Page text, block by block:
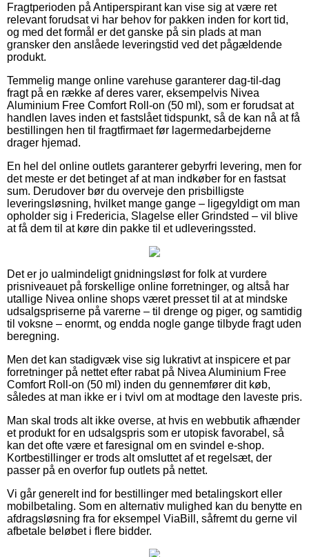
Fragtperioden på Antiperspirant kan vise sig at være ret
relevant forudsat vi har behov for pakken inden for kort tid,
og med det formål er det ganske på sin plads at man
gransker den anslåede leveringstid ved det pågældende
produkt.
Temmelig mange online varehuse garanterer dag-til-dag
fragt på en række af deres varer, eksempelvis Nivea
Aluminium Free Comfort Roll-on (50 ml), som er forudsat at
handlen laves inden et fastslået tidspunkt, så de kan nå at få
bestillingen hen til fragtfirmaet før lagermedarbejderne
drager hjemad.
En hel del online outlets garanterer gebyrfri levering, men for
det meste er det betinget af at man indkøber for en fastsat
sum. Derudover bør du overveje den prisbilligste
leveringsløsning, hvilket mange gange – ligegyldigt om man
opholder sig i Fredericia, Slagelse eller Grindsted – vil blive
at få dem til at køre din pakke til et udleveringssted.
Det er jo ualmindeligt gnidningsløst for folk at vurdere
prisniveauet på forskellige online forretninger, og altså har
utallige Nivea online shops været presset til at at mindske
udsalgspriserne på varerne – til drenge og piger, og samtidig
til voksne – enormt, og endda nogle gange tilbyde fragt uden
beregning.
Men det kan stadigvæk vise sig lukrativt at inspicere et par
forretninger på nettet efter rabat på Nivea Aluminium Free
Comfort Roll-on (50 ml) inden du gennemfører dit køb,
således at man ikke er i tvivl om at modtage den laveste pris.
Man skal trods alt ikke overse, at hvis en webbutik afhænder
et produkt for en udsalgspris som er utopisk favorabel, så
kan det ofte være et faresignal om en svindel e-shop.
Kortbestillinger er trods alt omsluttet af et regelsæt, der
passer på en overfor fup outlets på nettet.
Vi går generelt ind for bestillinger med betalingskort eller
mobilbetaling. Som en alternativ mulighed kan du benytte en
afdragsløsning fra for eksempel ViaBill, såfremt du gerne vil
afbetale beløbet i flere bidder.